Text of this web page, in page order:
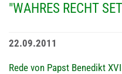
"WAHRES RECHT
22.09.2011
Rede von Papst Benedikt